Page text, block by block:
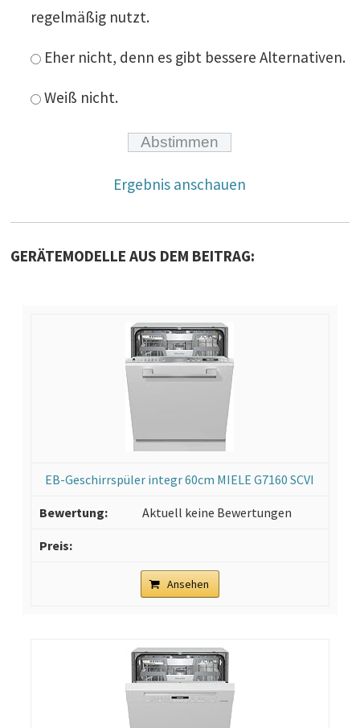
regelmäßig nutzt.
Eher nicht, denn es gibt bessere Alternativen.
Weiß nicht.
Ergebnis anschauen
GERÄTEMODELLE AUS DEM BEITRAG:
EB-Geschirrspüler integr 60cm MIELE G7160 SCVI
Aktuell keine Bewertungen
Ansehen